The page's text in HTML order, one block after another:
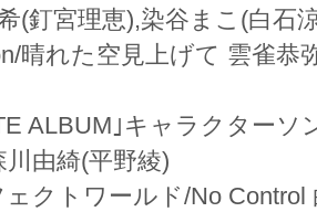
(釘宮理恵),染谷まこ(白石
晴れた空見上げて 雲雀恭
ALBUM｣キャラクターソ
由綺(平野綾)
クトワールド/No Control